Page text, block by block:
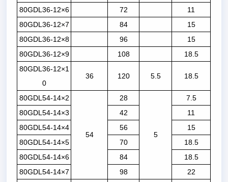
80GDL36-12×6
72
11
80GDL36-12×7
84
15
80GDL36-12×8
96
15
80GDL36-12×9
108
18.5
80GDL36-12×1
0
36 120 5.5 18.5
80GDL54-14×2
54
28
5
7.5
80GDL54-14×3
42
11
80GDL54-14×4
56
15
80GDL54-14×5
70
18.5
80GDL54-14×6
84
18.5
80GDL54-14×7
98
22